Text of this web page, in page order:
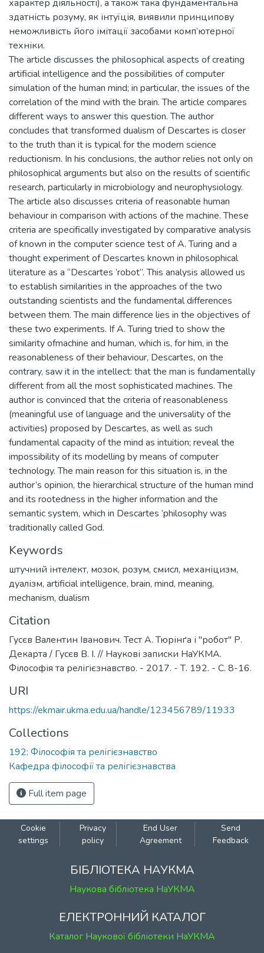
характер діяльності), а також така фундаментальна
здатність розуму, як інтуїція, виявили принципову
неможливість його імітації засобами комп’ютерної
техніки.
The article discusses the philosophical aspects of creating
artificial intelligence and the possibilities of computer
simulation of the human mind; in particular, the issues of the
correlation of the mind with the brain. The article compares
different ways to answer this question. The author
concludes that transformed dualism of Descartes is closer
to the truth than it is typical for the modern science
reductionism. In his conclusions, the author relies not only on
philosophical arguments but also on the results of scientific
research, particularly in microbiology and neurophysiology.
The article also discusses criteria of reasonable human
behaviour in comparison with actions of the machine. These
criteria are specifically investigated by comparative analysis
of known in the computer science test of A. Turing and a
thought experiment of Descartes known in philosophical
literature as a “Descartes ’robot”. This analysis allowed us
to establish similarities in the approaches of the two
outstanding scientists and the fundamental differences
between them. The main difference lies in the objectives of
these two experiments. If A. Turing tried to show the
similarity ofmachine and human, which is, for him, in the
reasonableness of their behaviour, Descartes, on the
contrary, saw it in the intellect: that the man is fundamentally
different from all the most sophisticated machines. The
author is convinced that the criteria of reasonableness
(meaningful use of language and the universality of the
activities) proposed by Descartes, as well as such
fundamental capacity of the mind as intuition; reveal the
impossibility of its modelling by means of computer
technology. The main reason for this situation is, in the
author’s opinion, the hierarchical structure of the human mind
and its rootedness in the higher information and the
semantic system, which in Descartes ’philosophy was
traditionally called God.
Keywords
штучний інтелект, мозок, розум, смисл, механіцизм,
дуалізм, artificial intelligence, brain, mind, meaning,
mechanism, dualism
Citation
Гусєв Валентин Іванович. Тест А. Тюрінґа і "робот" Р.
Декарта / Гусєв В. І. // Наукові записки НаУКМА.
Філософія та релігієзнавство. - 2017. - Т. 192. - С. 8-16.
URI
https://ekmair.ukma.edu.ua/handle/123456789/11933
Collections
192: Філософія та релігієзнавство
Кафедра філософії та релігієзнавства
Full item page
Cookie
settings
Privacy
policy
End User
Agreement
Send
Feedback
БІБЛІОТЕКА НАУКМА
Наукова бібліотека НаУКМА
ЕЛЕКТРОННИЙ КАТАЛОГ
Каталог Наукової бібліотеки НаУКМА